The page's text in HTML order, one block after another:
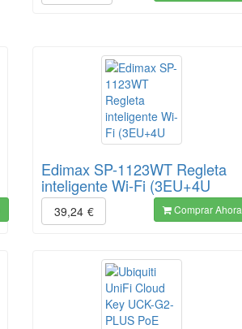
Edimax SP-1123WT Regleta
inteligente Wi-Fi (3EU+4U
39,24 € Comprar Ahora